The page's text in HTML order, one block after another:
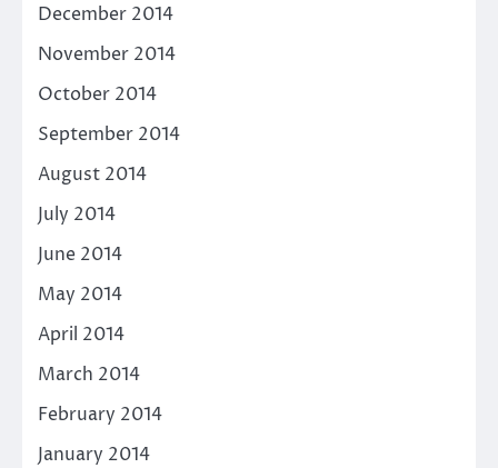
December 2014
November 2014
October 2014
September 2014
August 2014
July 2014
June 2014
May 2014
April 2014
March 2014
February 2014
January 2014